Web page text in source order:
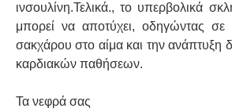
ινσουλίνη.Τελικά., το υπερβολικά
μπορεί να αποτύχει, οδηγώντας σε
σακχάρου στο αίμα και την ανάπτυξη
καρδιακών παθήσεων.
Τα νεφρά σας